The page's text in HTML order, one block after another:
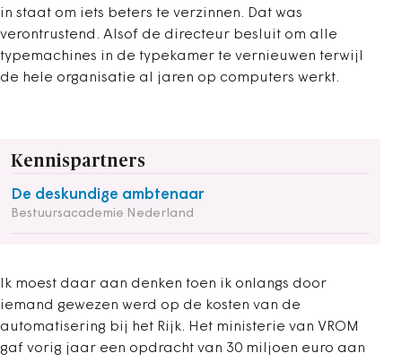
in staat om iets beters te verzinnen. Dat was
verontrustend. Alsof de directeur besluit om alle
typemachines in de typekamer te vernieuwen terwijl
de hele organisatie al jaren op computers werkt.
Kennispartners
De deskundige ambtenaar
Bestuursacademie Nederland
Ik moest daar aan denken toen ik onlangs door
iemand gewezen werd op de kosten van de
automatisering bij het Rijk. Het ministerie van VROM
gaf vorig jaar een opdracht van 30 miljoen euro aan